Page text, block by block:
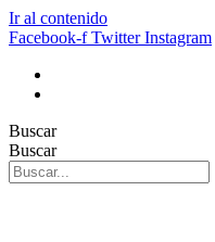
Ir al contenido
Facebook-f Twitter Instagram
Buscar
Buscar